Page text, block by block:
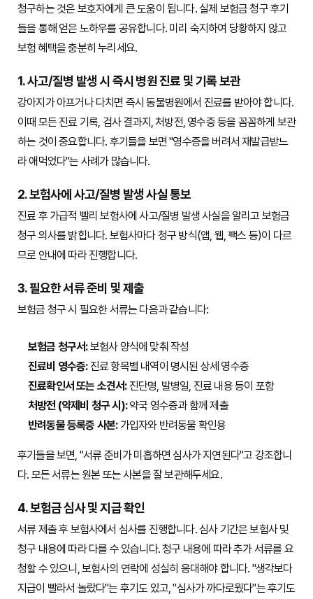
청구하는 것은 보호자에게 큰 도움이 됩니다. 실제 보험금 청구 후기
들을 통해 얻은 노하우를 공유합니다. 미리 숙지하여 당황하지 않고
보험 혜택을 충분히 누리세요.
1. 사고/질병 발생 시 즉시 병원 진료 및 기록 보관
강아지가 아프거나 다치면 즉시 동물병원에서 진료를 받아야 합니다.
이때 모든 진료 기록, 검사 결과지, 처방전, 영수증 등을 꼼꼼하게 보관
하는 것이 중요합니다. 후기들을 보면 "영수증을 버려서 재발급받느
라 애먹었다"는 사례가 많습니다.
2. 보험사에 사고/질병 발생 사실 통보
진료 후 가급적 빨리 보험사에 사고/질병 발생 사실을 알리고 보험금
청구 의사를 밝힙니다. 보험사마다 청구 방식(앱, 웹, 팩스 등)이 다르
므로 안내에 따라 진행합니다.
3. 필요한 서류 준비 및 제출
보험금 청구 시 필요한 서류는 다음과 같습니다:
보험금 청구서:보험사 양식에 맞춰 작성
진료비 영수증:진료 항목별 내역이 명시된 상세 영수증
진료확인서 또는 소견서:진단명, 발병일, 진료 내용 등이 포함
처방전 (약제비 청구 시):약국 영수증과 함께 제출
반려동물 등록증 사본:가입자와 반려동물 확인용
후기들을 보면, "서류 준비가 미흡하면 심사가 지연된다"고 강조합니
다. 모든 서류는 원본 또는 사본을 잘 보관해두세요.
4. 보험금 심사 및 지급 확인
서류 제출 후 보험사에서 심사를 진행합니다. 심사 기간은 보험사 및
청구 내용에 따라 다를 수 있습니다. 청구 내용에 따라 추가 서류를 요
청할 수 있으니, 보험사의 연락에 성실히 응대해야 합니다. "생각보다
지급이 빨라서 놀랐다"는 후기도 있고, "심사가 까다로웠다"는 후기도